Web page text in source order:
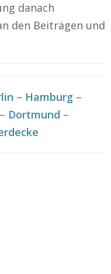
danach
den Beiträgen und
– Hamburg –
– Dortmund –